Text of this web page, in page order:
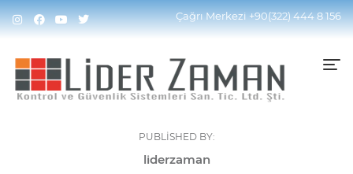
Çağrı Merkezi+90(322) 444 8 156
PUBLISHED BY:
liderzaman